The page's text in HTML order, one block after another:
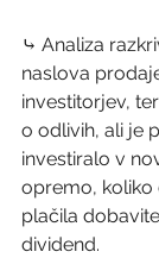
⤷ Analiza
naslova
investitorjev,
o odlivih, ali je
investiralo v
opremo, koliko
plačila
dividend.